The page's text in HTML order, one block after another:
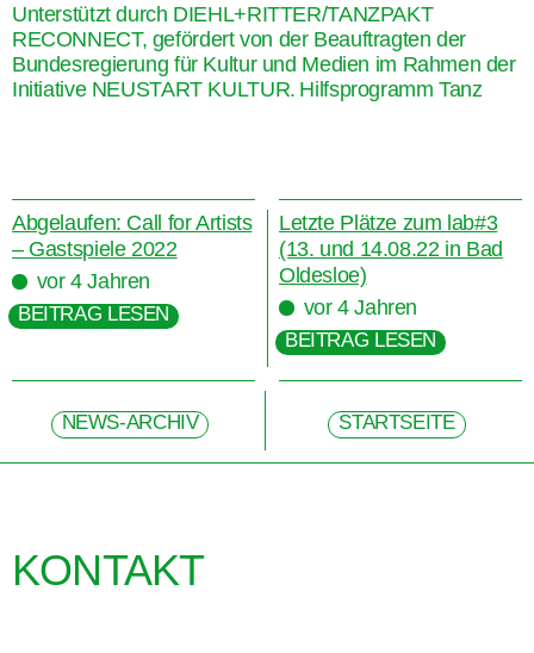
Unterstützt durch DIEHL+RITTER/TANZPAKT
RECONNECT, gefördert von der Beauftragten der
Bundesregierung für Kultur und Medien im Rahmen der
Initiative NEUSTART KULTUR. Hilfsprogramm Tanz
STARTSEITE
Abgelaufen: Call for Artists
– Gastspiele 2022
vor 4 Jahren
BEITRAG LESEN
Letzte Plätze zum lab#3
(13. und 14.08.22 in Bad
Oldesloe)
vor 4 Jahren
BEITRAG LESEN
NEWS-ARCHIV
KONTAKT